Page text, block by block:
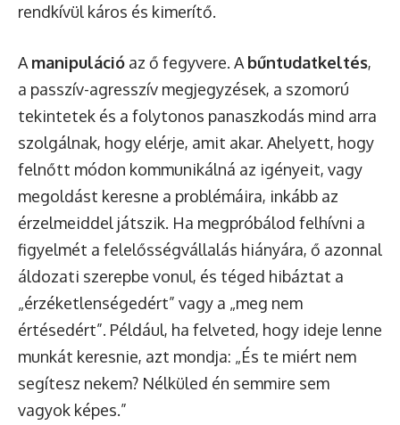
rendkívül káros és kimerítő.
A manipuláció az ő fegyvere. A bűntudatkeltés,
a passzív-agresszív megjegyzések, a szomorú
tekintetek és a folytonos panaszkodás mind arra
szolgálnak, hogy elérje, amit akar. Ahelyett, hogy
felnőtt módon kommunikálná az igényeit, vagy
megoldást keresne a problémáira, inkább az
érzelmeiddel játszik. Ha megpróbálod felhívni a
figyelmét a felelősségvállalás hiányára, ő azonnal
áldozati szerepbe vonul, és téged hibáztat a
„érzéketlenségedért” vagy a „meg nem
értésedért”. Például, ha felveted, hogy ideje lenne
munkát keresnie, azt mondja: „És te miért nem
segítesz nekem? Nélküled én semmire sem
vagyok képes.”